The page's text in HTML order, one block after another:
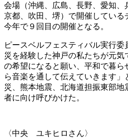
会場（沖縄、広島、長野、愛知、
京都、吹田、堺）で開催している
今年で９回目の開催となる。
ピースベルフェスティバル実行
災を経験した神戸の私たちが元気
の希望になると願い、平和で暮
ら音楽を通して伝えていきます
災、熊本地震、北海道担振東部地
者に向け呼びかけた。
〈中央 ユキヒロさん〉